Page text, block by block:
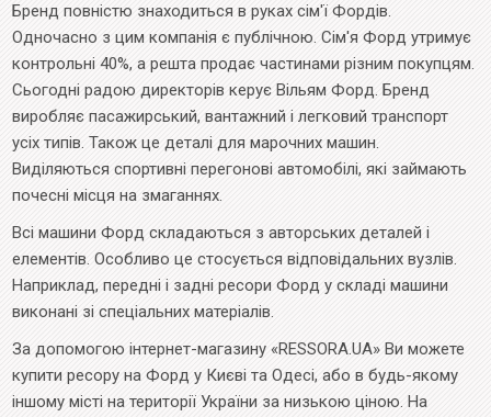
Бренд повністю знаходиться в руках сім'ї Фордів.
Одночасно з цим компанія є публічною. Сім'я Форд утримує
контрольні 40%, а решта продає частинами різним покупцям.
Сьогодні радою директорів керує Вільям Форд. Бренд
виробляє пасажирський, вантажний і легковий транспорт
усіх типів. Також це деталі для марочних машин.
Виділяються спортивні перегонові автомобілі, які займають
почесні місця на змаганнях.
Всі машини Форд складаються з авторських деталей і
елементів. Особливо це стосується відповідальних вузлів.
Наприклад, передні і задні ресори Форд у складі машини
виконані зі спеціальних матеріалів.
За допомогою інтернет-магазину «RESSORA.UA» Ви можете
купити ресору на Форд у Києві та Одесі, або в будь-якому
іншому місті на території України за низькою ціною. На